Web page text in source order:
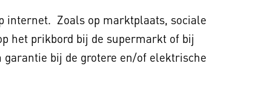
internet. Zoals op marktplaats, sociale
het prikbord bij de supermarkt of bij
bij de grotere en/of elektrische